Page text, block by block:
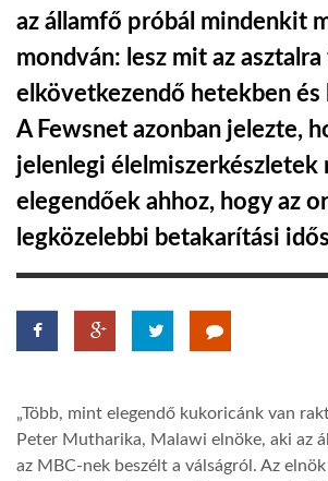
HÍR3D
TROPICALMAGAZIN
GLOBOTV
AFRIKA TUDÁSTÁR
az államfő próbál mindenkit
mondván: lesz mit az
elkövetkezendő hetekben és
A Fewsnet azonban jelezte,
jelenlegi élelmiszerkészletek
elegendőek ahhoz, hogy az
legközelebbi betakarítási
„Több, mint elegendő kukoricánk van
Peter Mutharika, Malawi elnöke, aki az
az MBC-nek beszélt a válságról. Az